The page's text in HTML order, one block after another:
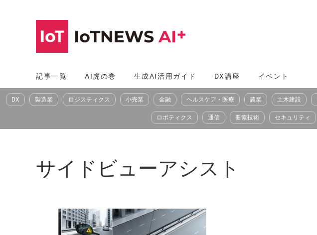
へ
ス
記事一覧 AI虎の巻 生成AI活用ガイド DX講座 イベント
DX 製造業 ロジスティクス 小売業 金融 ヘルスケア・医療 農業 土木建設
ロボティクス 通信 要素技術 セキュリティ
サイドビューアシスト